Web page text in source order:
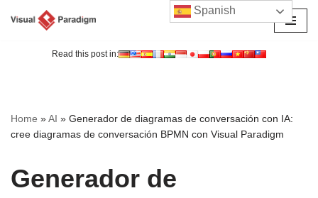
Read this post in:
Home »AI » Generador de diagramas de conversación con IA:
cree diagramas de conversación BPMN con Visual Paradigm
Generador de
Spanish